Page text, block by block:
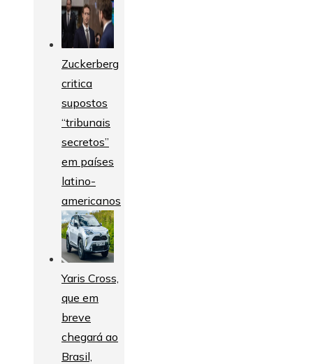
Zuckerberg
critica
supostos
“tribunais
secretos”
em países
latino-
americanos
Yaris Cross,
que em
breve
chegará ao
Brasil,